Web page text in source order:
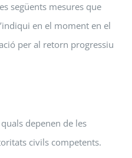
següents mesures que
en el moment en el
per al retorn progressiu
depenen de les
civils competents.